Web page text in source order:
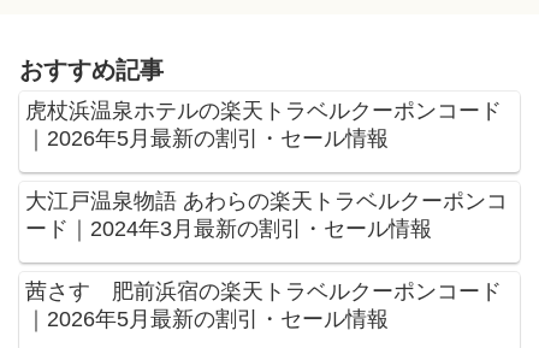
おすすめ記事
虎杖浜温泉ホテルの楽天トラベルクーポンコード
｜2026年5月最新の割引・セール情報
大江戸温泉物語 あわらの楽天トラベルクーポンコ
ード｜2024年3月最新の割引・セール情報
茜さす 肥前浜宿の楽天トラベルクーポンコード
｜2026年5月最新の割引・セール情報